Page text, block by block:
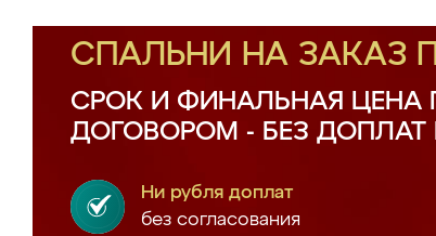
СПАЛЬНИ НА ЗАКАЗ
СРОК И ФИНАЛЬНАЯ ЦЕНА
ДОГОВОРОМ - БЕЗ ДОПЛАТ
Ни рубля доплат
без согласования